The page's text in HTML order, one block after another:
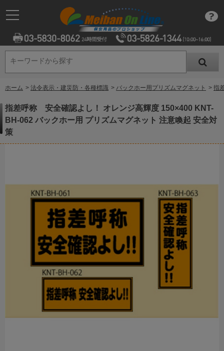
キーワードから探す
キーワードから探す
ホーム > 法令表示・建災防・各種標識 > バックホー用プリズムマグネット > 指
指差呼称 安全確認よし！ オレンジ高輝度 150×400 KNT-
BH-062 バックホー用 プリズムマグネット 注意喚起 安全対
策